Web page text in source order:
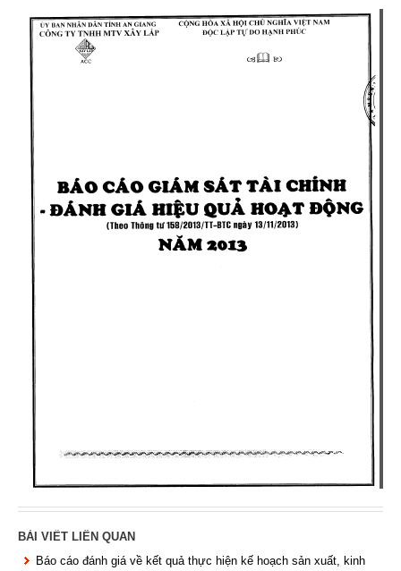
BÀI VIẾT LIÊN QUAN
Báo cáo đánh giá về kết quả thực hiện kế hoạch sản xuất, kinh